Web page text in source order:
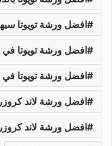
افضل ورشة تويوتا
افضل ورشة تويوتا في
افضل ورشة تويوتا في
افضل ورشة لاند كروزر
افضل ورشة لاند